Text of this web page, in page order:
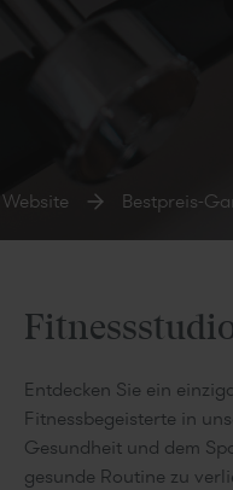
Bestpreis-
Entdecken Sie ein
Fitnessbegeisterte in
Gesundheit und dem
gesunde Routine zu